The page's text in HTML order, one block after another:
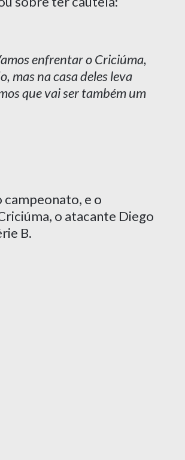
enfrentar o Criciúma,
mas na casa deles leva
que vai ser também um
campeonato, e o
o atacante Diego
B.